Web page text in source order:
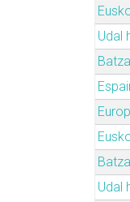
Udal
Udal